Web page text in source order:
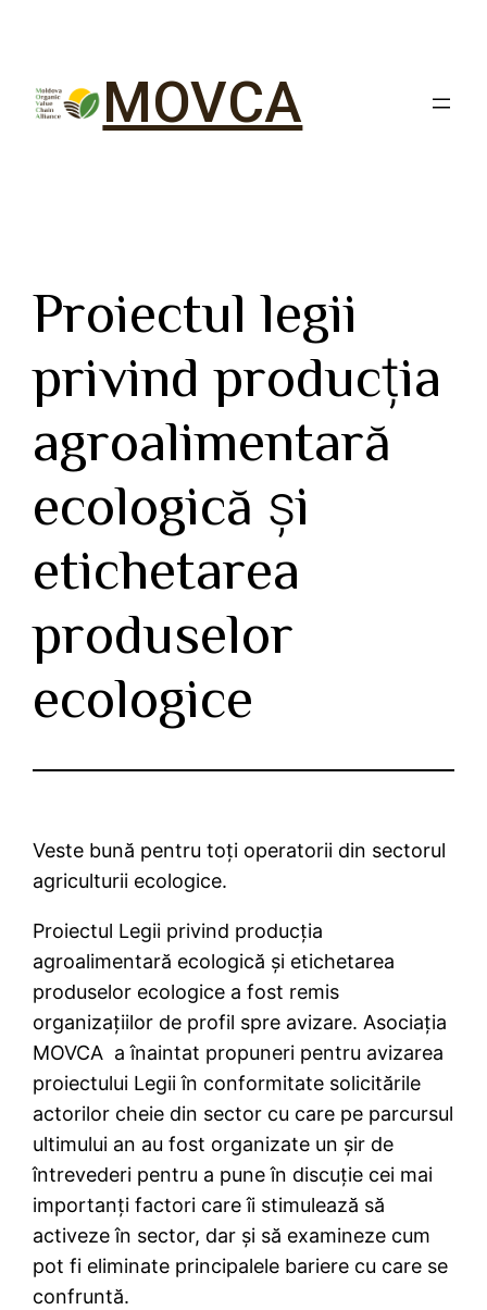
MOVCA
Proiectul legii
privind producția
agroalimentară
ecologică și
etichetarea
produselor
ecologice
Veste bună pentru toți operatorii din sectorul
agriculturii ecologice.
Proiectul Legii privind producția
agroalimentară ecologică și etichetarea
produselor ecologice a fost remis
organizațiilor de profil spre avizare. Asociația
MOVCA a înaintat propuneri pentru avizarea
proiectului Legii în conformitate solicitările
actorilor cheie din sector cu care pe parcursul
ultimului an au fost organizate un șir de
întrevederi pentru a pune în discuție cei mai
importanți factori care îi stimulează să
activeze în sector, dar și să examineze cum
pot fi eliminate principalele bariere cu care se
confruntă.